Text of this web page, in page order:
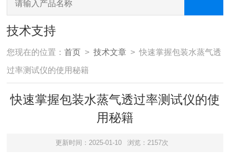
技术支持
您现在的位置：首页 >技术文章 > 快速掌握包装水蒸气透
过率测试仪的使用秘籍
快速掌握包装水蒸气透过率测试仪的使
用秘籍
更新时间：2025-01-10 浏览：2157次